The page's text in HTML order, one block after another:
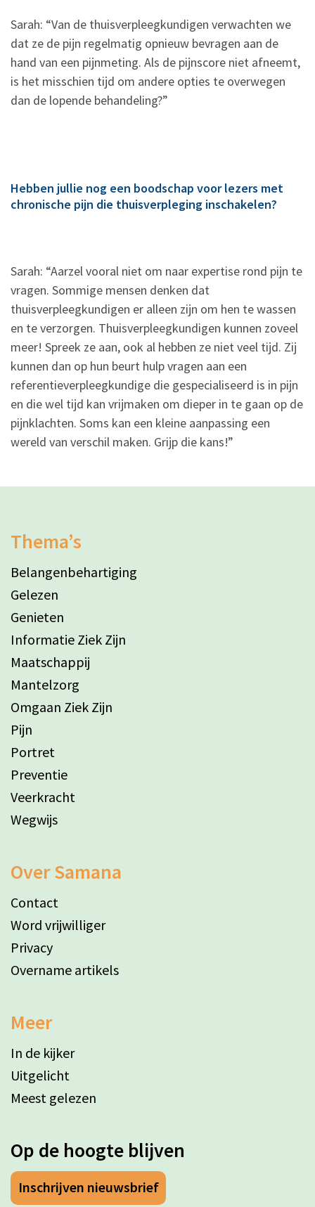
Sarah: “Van de thuisverpleegkundigen verwachten we
dat ze de pijn regelmatig opnieuw bevragen aan de
hand van een pijnmeting. Als de pijnscore niet afneemt,
is het misschien tijd om andere opties te overwegen
dan de lopende behandeling?”
Hebben jullie nog een boodschap voor lezers met
chronische pijn die thuisverpleging inschakelen?
Sarah: “Aarzel vooral niet om naar expertise rond pijn te
vragen. Sommige mensen denken dat
thuisverpleegkundigen er alleen zijn om hen te wassen
en te verzorgen. Thuisverpleegkundigen kunnen zoveel
meer! Spreek ze aan, ook al hebben ze niet veel tijd. Zij
kunnen dan op hun beurt hulp vragen aan een
referentieverpleegkundige die gespecialiseerd is in pijn
en die wel tijd kan vrijmaken om dieper in te gaan op de
pijnklachten. Soms kan een kleine aanpassing een
wereld van verschil maken. Grijp die kans!”
Thema’s
Belangenbehartiging
Gelezen
Genieten
Informatie Ziek Zijn
Maatschappij
Mantelzorg
Omgaan Ziek Zijn
Pijn
Portret
Preventie
Veerkracht
Wegwijs
Over Samana
Contact
Word vrijwilliger
Privacy
Overname artikels
Meer
In de kijker
Uitgelicht
Meest gelezen
Op de hoogte blijven
Inschrijven nieuwsbrief